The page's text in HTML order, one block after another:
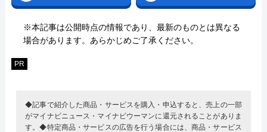
※本記事は公開時点の情報であり、最新のものとは異なる
場合があります。あらかじめご了承ください。
PR
◆記事で紹介した商品・サービスを購入・申込すると、売上の一部
がマイナビニュース・マイナビウーマンに還元されることがありま
す。◆特定商品・サービスの広告を行う場合には、商品・サービス